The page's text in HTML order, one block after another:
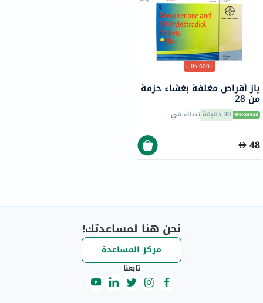
+600 طلب
ياز أقراص مغلفة بغشاء حزمة
من 28
30 دقيقة تصلك في
48
نحن هنا لمساعدتك!
مركز المساعدة
تابعنا